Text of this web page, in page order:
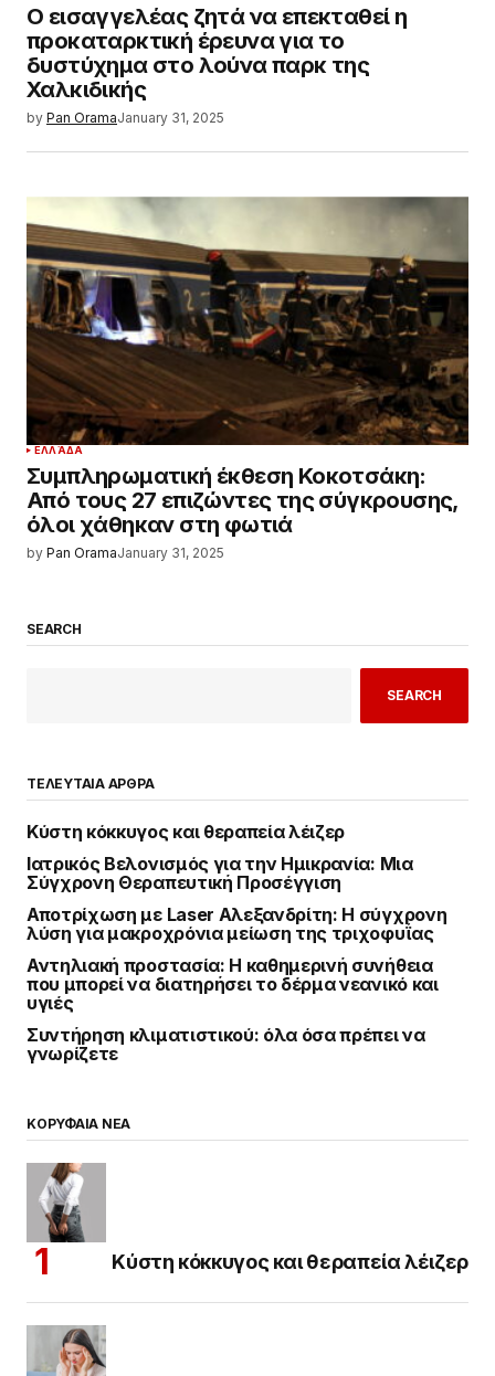
Ο εισαγγελέας ζητά να επεκταθεί η
προκαταρκτική έρευνα για το
δυστύχημα στο λούνα παρκ της
Χαλκιδικής
by Pan OramaJanuary 31, 2025
ΕΛΛΆΔΑ
Συμπληρωματική έκθεση Κοκοτσάκη:
Από τους 27 επιζώντες της σύγκρουσης,
όλοι χάθηκαν στη φωτιά
by Pan OramaJanuary 31, 2025
SEARCH
SEARCH
ΤΕΛΕΥΤΑΙΑ ΑΡΘΡΑ
Κύστη κόκκυγος και θεραπεία λέιζερ
Ιατρικός Βελονισμός για την Ημικρανία: Μια
Σύγχρονη Θεραπευτική Προσέγγιση
Αποτρίχωση με Laser Αλεξανδρίτη: Η σύγχρονη
λύση για μακροχρόνια μείωση της τριχοφυΐας
Αντηλιακή προστασία: Η καθημερινή συνήθεια
που μπορεί να διατηρήσει το δέρμα νεανικό και
υγιές
Συντήρηση κλιματιστικού: όλα όσα πρέπει να
γνωρίζετε
ΚΟΡΥΦΑΙΑ ΝΕΑ
Κύστη κόκκυγος και θεραπεία λέιζερ